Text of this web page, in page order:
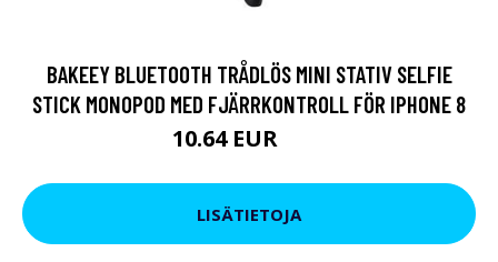
BAKEEY BLUETOOTH TRÅDLÖS MINI STATIV SELFIE
STICK MONOPOD MED FJÄRRKONTROLL FÖR IPHONE 8
10.64 EUR
LISÄTIETOJA